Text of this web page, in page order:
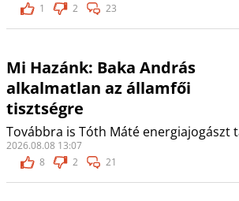
1
2 23
Mi Hazánk: Baka András
alkalmatlan az államfői
tisztségre
Továbbra is Tóth Máté energiajogászt
2026.08.08 13:07
8
2 21